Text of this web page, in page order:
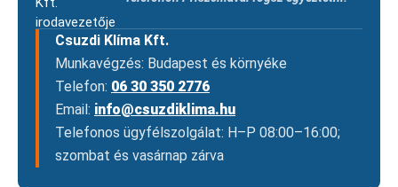
Csuzdi Klíma Kft.
Munkavégzés: Budapest és környéke
Telefon: 06 30 350 2776
Email: info@csuzdiklima.hu
Telefonos ügyfélszolgálat: H–P 08:00–16:00;
szombat és vasárnap zárva